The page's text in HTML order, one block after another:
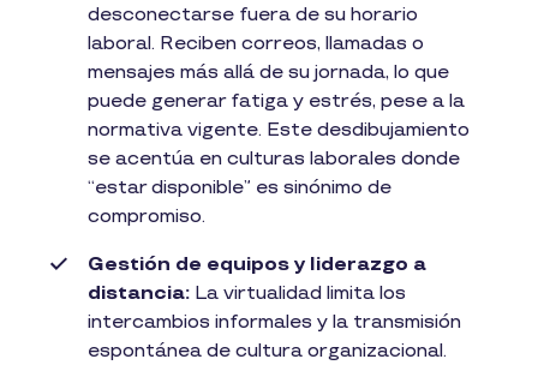
desconectarse fuera de su horario
laboral. Reciben correos, llamadas o
mensajes más allá de su jornada, lo que
puede generar fatiga y estrés, pese a la
normativa vigente. Este desdibujamiento
se acentúa en culturas laborales donde
“estar disponible” es sinónimo de
compromiso.
Gestión de equipos y liderazgo a
distancia: La virtualidad limita los
intercambios informales y la transmisión
espontánea de cultura organizacional.